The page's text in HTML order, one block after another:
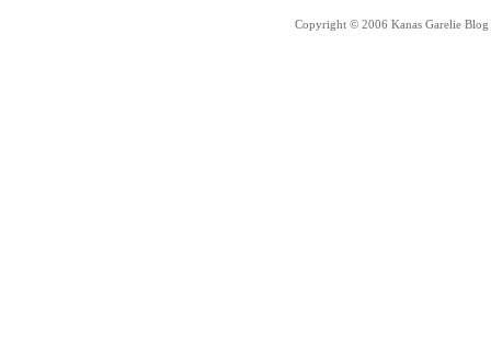
Copyright © 2006 Kanas Garelie